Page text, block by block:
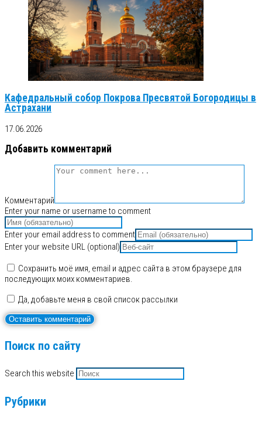
Кафедральный собор Покрова Пресвятой Богородицы в
Астрахани
17.06.2026
Добавить комментарий
Комментарий
Enter your name or username to comment
Enter your email address to comment
Enter your website URL (optional)
Сохранить моё имя, email и адрес сайта в этом браузере для
последующих моих комментариев.
Да, добавьте меня в свой список рассылки
Поиск по сайту
Search this website
Рубрики